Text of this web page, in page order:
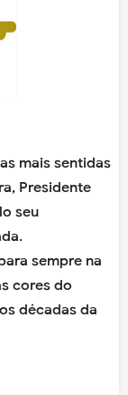
mais sentidas
Presidente
seu
sempre na
cores do
décadas da